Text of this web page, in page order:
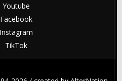
Youtube
Facebook
Instagram
TikTok